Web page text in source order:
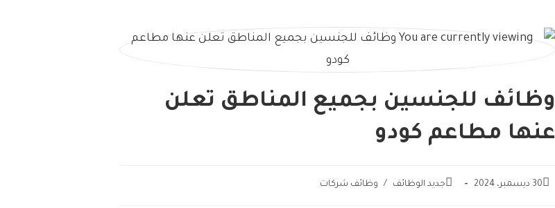
وظائف للجنسين بجميع المناطق تعلن
عنها مطاعم كودو
30 ديسمبر، 2024 جديد الوظائف / وظائف شركات